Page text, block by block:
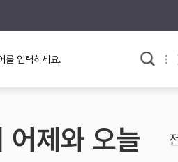
사료와 문학으로 본
고대
고려
어제와 오늘